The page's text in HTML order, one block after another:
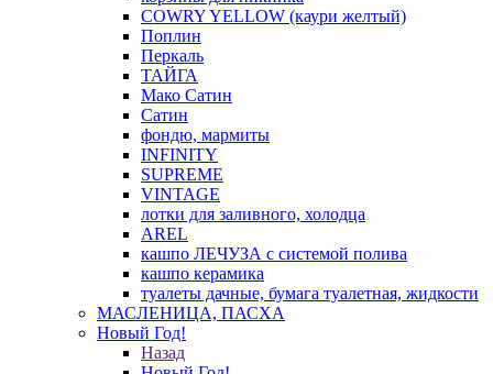
COWRY YELLOW (каури желтый)
Поплин
Перкаль
ТАЙГА
Мако Сатин
Сатин
фондю, мармиты
INFINITY
SUPREME
VINTAGE
лотки для заливного, холодца
AREL
кашпо ЛЕЧУЗА с системой полива
кашпо керамика
туалеты дачные, бумага туалетная, жидкости
МАСЛЕНИЦА, ПАСХА
Новый Год!
Назад